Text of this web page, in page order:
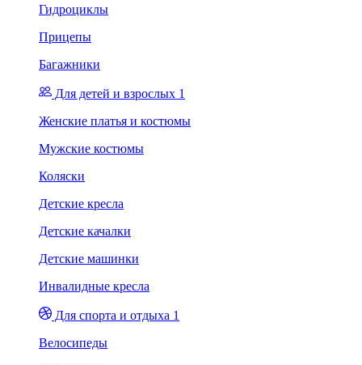
Гидроциклы
Прицепы
Багажники
Для детей и взрослых 1
Женские платья и костюмы
Мужские костюмы
Коляски
Детские кресла
Детские качалки
Детские машинки
Инвалидные кресла
Для спорта и отдыха 1
Велосипеды